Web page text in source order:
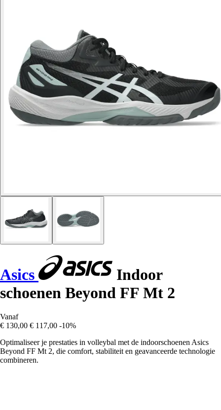
Asics
Indoor
schoenen Beyond FF Mt 2
Vanaf
€ 130,00 € 117,00 -10%
Optimaliseer je prestaties in volleybal met de indoorschoenen Asics
Beyond FF Mt 2, die comfort, stabiliteit en geavanceerde technologie
combineren.